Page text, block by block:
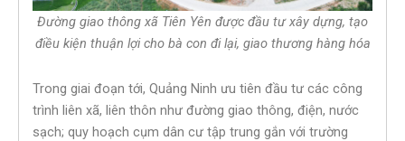
Đường giao thông xã Tiên Yên được đầu tư xây dựng, tạo
điều kiện thuận lợi cho bà con đi lại, giao thương hàng hóa
Trong giai đoạn tới, Quảng Ninh ưu tiên đầu tư các công
trình liên xã, liên thôn như đường giao thông, điện, nước
sạch; quy hoạch cụm dân cư tập trung gắn với trường